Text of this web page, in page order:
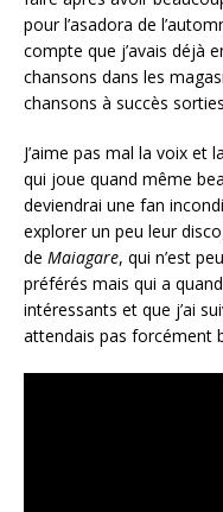
pour l’asadora de
compte que j’avais déjà
chansons dans les
chansons à succès
J’aime pas mal la voix et
qui joue quand même
deviendrai une fan
explorer un peu leur
de Maiagare, qui n’est
préférés mais qui a
intéressants et que j’ai
attendais pas forcément